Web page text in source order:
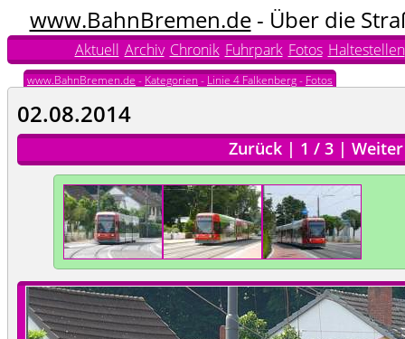
www.BahnBremen.de- Über die
Aktuell Archiv Chronik Fuhrpark Fotos Haltestellen
www.BahnBremen.de - Kategorien - Linie 4 Falkenberg- Fotos
02.08.2014
Zurück | 1 / 3 | Weiter